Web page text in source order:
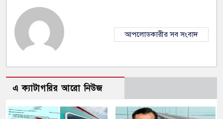
আপলোডকারীর সব সংবাদ
এ ক্যাটাগরির আরো নিউজ